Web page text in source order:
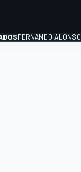
FERNANDO ALONSO